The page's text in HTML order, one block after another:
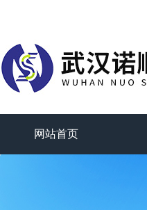
网站首页